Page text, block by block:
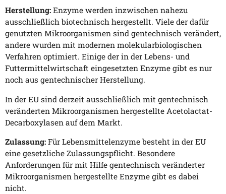
Herstellung: Enzyme werden inzwischen nahezu
ausschließlich biotechnisch hergestellt. Viele der dafür
genutzten Mikroorganismen sind gentechnisch verändert,
andere wurden mit modernen molekularbiologischen
Verfahren optimiert. Einige der in der Lebens- und
Futtermittelwirtschaft eingesetzten Enzyme gibt es nur
noch aus gentechnischer Herstellung.
In der EU sind derzeit ausschließlich mit gentechnisch
veränderten Mikroorganismen hergestellte Acetolactat-
Decarboxylasen auf dem Markt.
Zulassung: Für Lebensmittelenzyme besteht in der EU
eine gesetzliche Zulassungspflicht. Besondere
Anforderungen für mit Hilfe gentechnisch veränderter
Mikroorganismen hergestellte Enzyme gibt es dabei
nicht.